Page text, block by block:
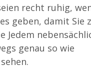
recht ruhig,
geben, damit Sie
genau so wie